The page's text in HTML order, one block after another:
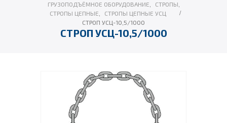
ГРУЗОПОДЪЁМНОЕ ОБОРУДОВАНИЕ
СТРОПЫ
СТРОПЫ ЦЕПНЫЕ
СТРОПЫ ЦЕПНЫЕ УСЦ
СТРОП УСЦ-10,5/1000
СТРОП УСЦ-10,5/1000